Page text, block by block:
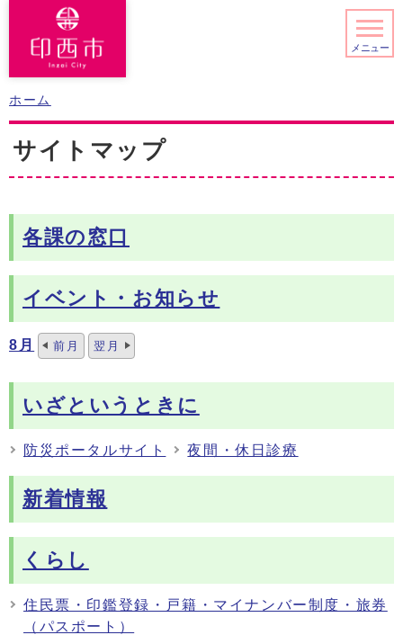
メニュー
ホーム
サイトマップ
各課の窓口
イベント・お知らせ
8月 前月 翌月
いざというときに
防災ポータルサイト 夜間・休日診療
新着情報
くらし
住民票・印鑑登録・戸籍・マイナンバー制度・旅券
（パスポート）